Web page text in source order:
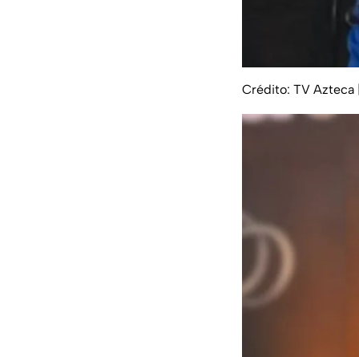
Crédito: TV Azteca